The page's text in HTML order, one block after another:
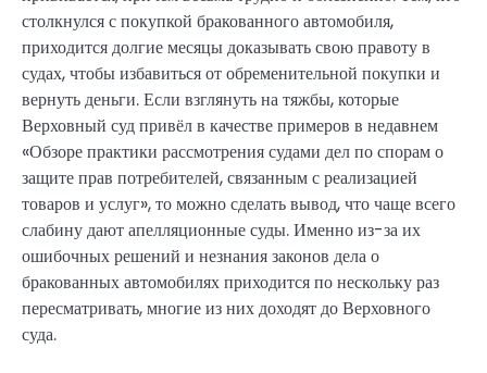
столкнулся с покупкой бракованного автомобиля,
приходится долгие месяцы доказывать свою правоту в
судах, чтобы избавиться от обременительной покупки и
вернуть деньги. Если взглянуть на тяжбы, которые
Верховный суд привёл в качестве примеров в недавнем
«Обзоре практики рассмотрения судами дел по спорам о
защите прав потребителей, связанным с реализацией
товаров и услуг», то можно сделать вывод, что чаще всего
слабину дают апелляционные суды. Именно из-за их
ошибочных решений и незнания законов дела о
бракованных автомобилях приходится по нескольку раз
пересматривать, многие из них доходят до Верховного
суда.